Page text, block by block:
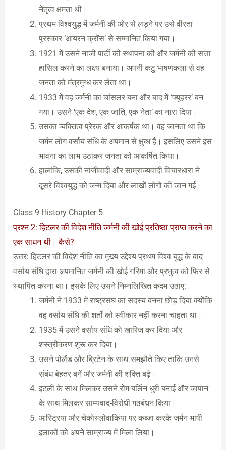
नेतृत्व क्षमता थी।
प्रथम विश्वयुद्ध में जर्मनी की ओर से लड़ने पर उसे वीरता
पुरस्कार ‘आयरन क्रॉस’ से सम्मानित किया गया।
1921 में उसने नाजी पार्टी की स्थापना की और जर्मनी की सत्ता
हासिल करने का लक्ष्य बनाया। अपनी कटु भाषणकला से वह
जनता को मंत्रमुग्ध कर लेता था।
1933 में वह जर्मनी का चांसलर बना और बाद में ‘फ्यूहरर’ बन
गया। उसने ‘एक देश, एक जाति, एक नेता’ का नारा दिया।
उसका व्यक्तित्व प्रेरक और आकर्षक था। वह जानता था कि
जर्मन लोग वर्साय संधि के अपमान से क्षुब्ध हैं। इसलिए उसने इस
भावना का लाभ उठाकर जनता को आकर्षित किया।
हालांकि, उसकी नाजीवादी और साम्राज्यवादी विचारधारा ने
दूसरे विश्वयुद्ध को जन्म दिया और लाखों लोगों की जान गई।
Class 9 History Chapter 5
प्रश्न 2: हिटलर की विदेश नीति जर्मनी की खोई प्रतिष्ठा प्राप्त करने का
एक साधन थी। कैसे?
उत्तर: हिटलर की विदेश नीति का मुख्य उद्देश्य प्रथम विश्व युद्ध के बाद
वर्साय संधि द्वारा अपमानित जर्मनी की खोई गरिमा और प्रभुत्व को फिर से
स्थापित करना था। इसके लिए उसने निम्नलिखित कदम उठाए:
जर्मनी ने 1933 में राष्ट्रसंघ का सदस्य बनना छोड़ दिया क्योंकि
वह वर्साय संधि की शर्तों को स्वीकार नहीं करना चाहता था।
1935 में उसने वर्साय संधि को खारिज कर दिया और
शस्त्रीकरण शुरू कर दिया।
उसने पोलैंड और ब्रिटेन के साथ समझौते किए ताकि उनसे
संबंध बेहतर बनें और जर्मनी की शक्ति बढ़े।
इटली के साथ मिलकर उसने रोम-बर्लिन धुरी बनाई और जापान
के साथ मिलकर साम्यवाद-विरोधी गठबंधन किया।
आस्ट्रिया और चेकोस्लोवाकिया पर कब्जा करके जर्मन भाषी
इलाकों को अपने साम्राज्य में मिला लिया।